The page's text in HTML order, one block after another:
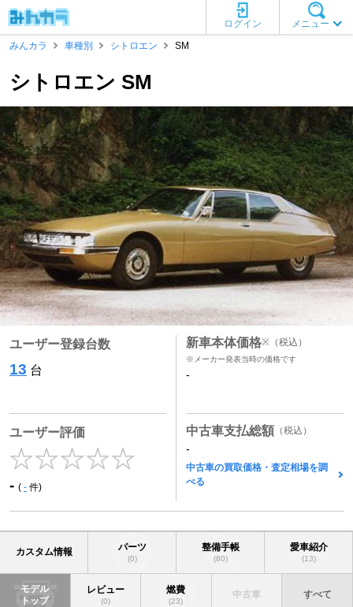
メニュー
ログイン
みんカラ
車種別 シトロエン SM
シトロエン SM
ユーザー登録台数
13 台
ユーザー評価
- ( - 件)
新車本体価格※ （税込）
※メーカー発表当時の価格です
-
中古車支払総額 （税込）
-
中古車の買取価格・査定相場を調
べる
カスタム情報 パーツ
(0)
整備手帳
(80)
愛車紹介
(13)
モデル
トップ
レビュー
(0)
燃費
(23)
中古車 すべて